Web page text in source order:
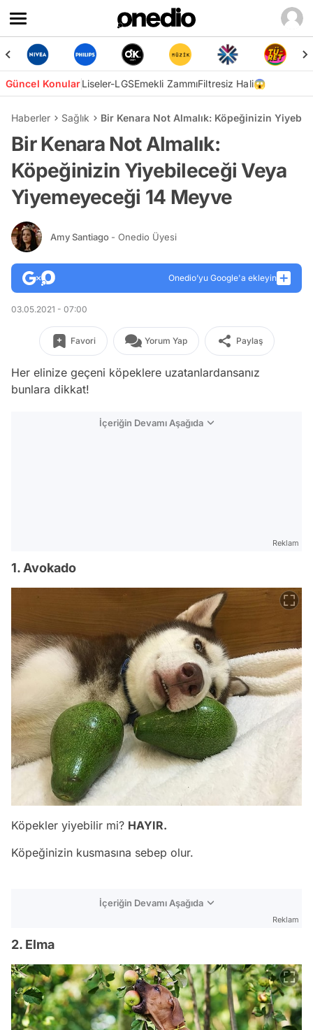
Güncel KonularLiseler-LGSEmekli ZammıFiltresiz Hali😱
Haberler Sağlık Bir Kenara Not Almalık: Köpeğinizin
Bir Kenara Not Almalık:
Köpeğinizin Yiyebileceği Veya
Yiyemeyeceği 14 Meyve
Amy Santiago - Onedio Üyesi
Onedio’yu Google'a ekleyin
03.05.2021 - 07:00
Favori Yorum Yap Paylaş
Her elinize geçeni köpeklere uzatanlardansanız
bunlara dikkat!
İçeriğin Devamı Aşağıda
Reklam
1. Avokado
Köpekler yiyebilir mi? HAYIR.
Köpeğinizin kusmasına sebep olur.
İçeriğin Devamı Aşağıda
Reklam
2. Elma